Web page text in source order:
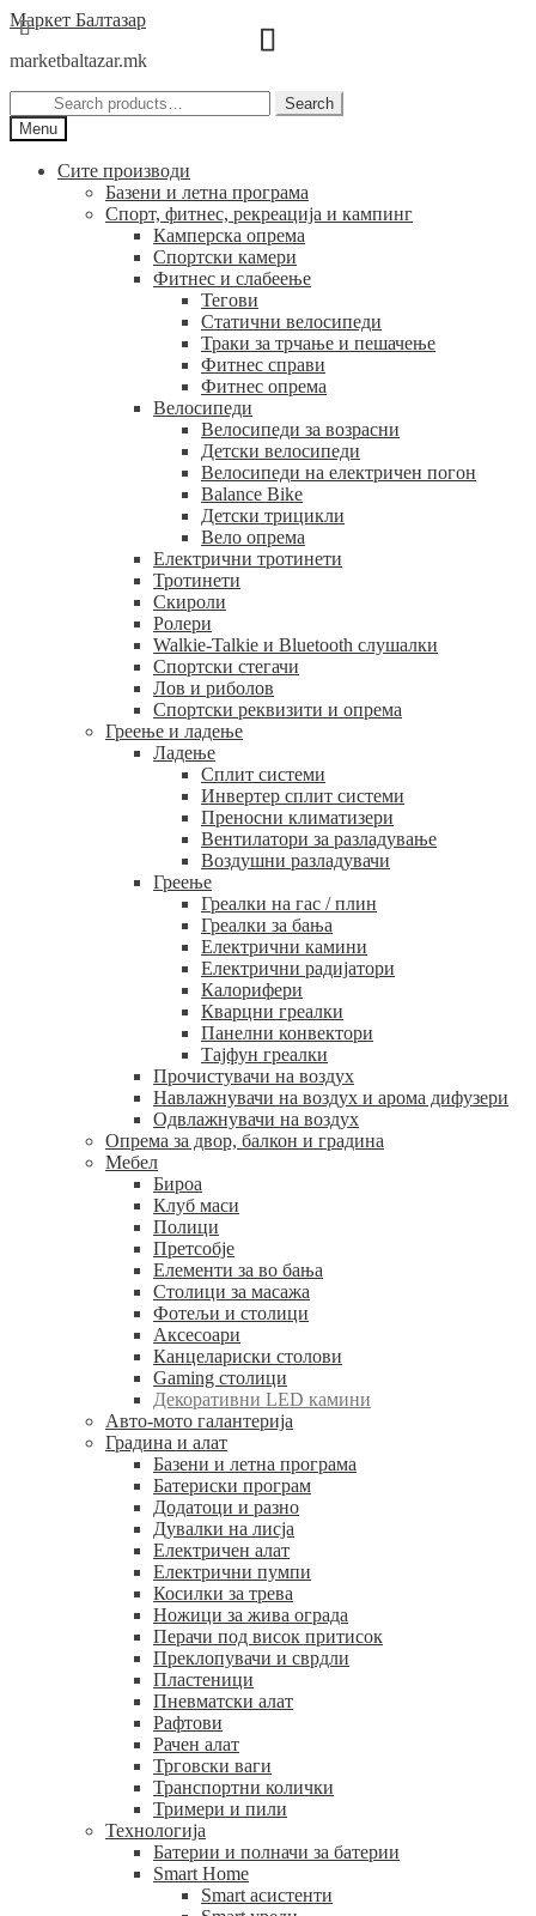
Skip
to
navigation
Skip
to
content
Маркет Балтазар
marketbaltazar.mk
Search
for:
Search
Menu
Сите производи
Базени и летна програма
Спорт, фитнес, рекреација и кампинг
Камперска опрема
Спортски камери
Фитнес и слабеење
Тегови
Статични велосипеди
Траки за трчање и пешачење
Фитнес справи
Фитнес опрема
Велосипеди
Велосипеди за возрасни
Детски велосипеди
Велосипеди на електричен погон
Balance Bike
Детски трицикли
Вело опрема
Електрични тротинети
Тротинети
Скироли
Ролери
Walkie-Talkie и Bluetooth слушалки
Спортски стегачи
Лов и риболов
Спортски реквизити и опрема
Греење и ладење
Ладење
Сплит системи
Инвертер сплит системи
Преносни климатизери
Вентилатори за разладување
Воздушни разладувачи
Греење
Греалки на гас / плин
Греалки за бања
Електрични камини
Електрични радијатори
Калорифери
Кварцни греалки
Панелни конвектори
Тајфун греалки
Прочистувачи на воздух
Навлажнувачи на воздух и арома дифузери
Одвлажнувачи на воздух
Опрема за двор, балкон и градина
Мебел
Бироа
Клуб маси
Полици
Претсобје
Елементи за во бања
Столици за масажа
Фотељи и столици
Аксесоари
Канцелариски столови
Gaming столици
Декоративни LED камини
Авто-мото галантерија
Градина и алат
Базени и летна програма
Батериски програм
Додатоци и разно
Дувалки на лисја
Електричен алат
Електрични пумпи
Косилки за трева
Ножици за жива ограда
Перачи под висок притисок
Преклопувачи и сврдли
Пластеници
Пневматски алат
Рафтови
Рачен алат
Трговски ваги
Транспортни колички
Тримери и пили
Технологија
Батерии и полначи за батерии
Smart Home
Smart асистенти